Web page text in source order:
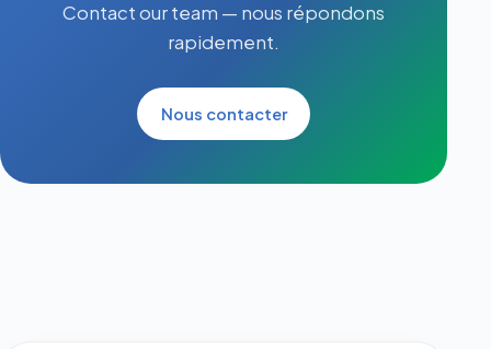
Contact our team — nous répondons
rapidement.
Nous contacter